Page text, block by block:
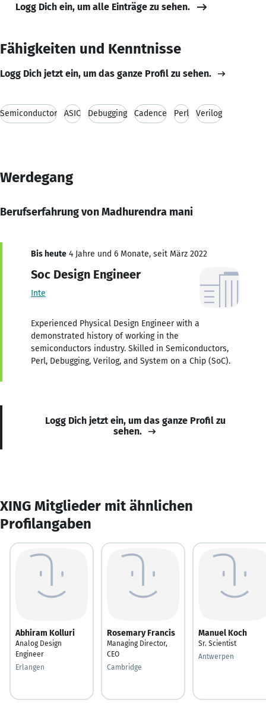
Logg Dich ein, um alle Einträge zu sehen.
Fähigkeiten und Kenntnisse
Logg Dich jetzt ein, um das ganze Profil zu sehen.
Semiconductor ASIC Debugging Cadence Perl Verilog
Werdegang
Berufserfahrung von Madhurendra mani
Bis heute 4 Jahre und 6 Monate, seit März 2022
Soc Design Engineer
Inte
Experienced Physical Design Engineer with a
demonstrated history of working in the
semiconductors industry. Skilled in Semiconductors,
Perl, Debugging, Verilog, and System on a Chip (SoC).
Logg Dich jetzt ein, um das ganze Profil zu
sehen.
XING Mitglieder mit ähnlichen
Profilangaben
Abhiram Kolluri
Analog Design
Engineer
Erlangen
Rosemary Francis
Managing Director,
CEO
Cambridge
Manuel Koch
Sr. Scientist
Antwerpen